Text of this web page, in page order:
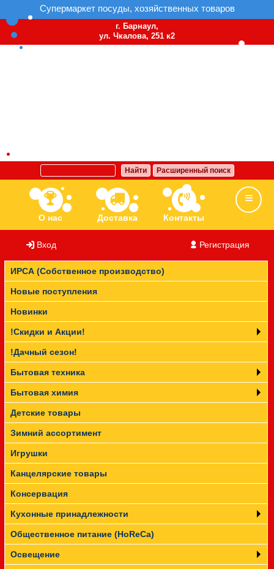
Супермаркет посуды, хозяйственных товаров
г. Барнаул,
ул. Чкалова, 251 к2
Найти Расширенный поиск
О нас Доставка Контакты
Ассортимент Бренды Вакансии
Прайс-лист
Вход Регистрация
ИРСА (Собственное производство)
Новые поступления
Новинки
!Скидки и Акции!
!Дачный сезон!
Бытовая техника
Бытовая химия
Детские товары
Зимний ассортимент
Игрушки
Канцелярские товары
Консервация
Кухонные принадлежности
Общественное питание (HoReCa)
Освещение